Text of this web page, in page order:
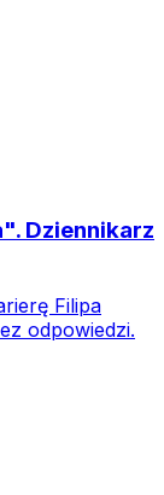
Dziennikarz
Filipa
odpowiedzi.